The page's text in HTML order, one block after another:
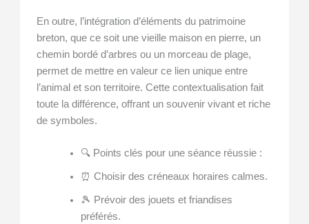
En outre, l’intégration d’éléments du patrimoine
breton, que ce soit une vieille maison en pierre, un
chemin bordé d’arbres ou un morceau de plage,
permet de mettre en valeur ce lien unique entre
l’animal et son territoire. Cette contextualisation fait
toute la différence, offrant un souvenir vivant et riche
de symboles.
🔍 Points clés pour une séance réussie :
⏰ Choisir des créneaux horaires calmes.
🎾 Prévoir des jouets et friandises
préférés.